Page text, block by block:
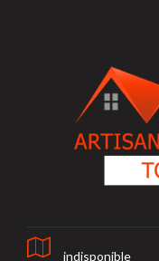
indisponible